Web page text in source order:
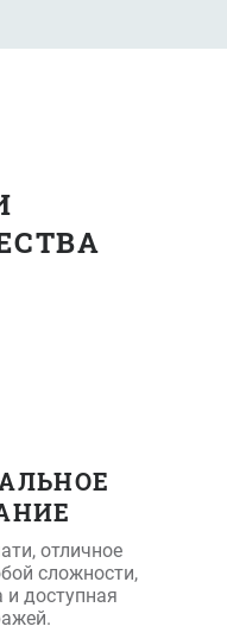
отличное
сложности,
и доступная